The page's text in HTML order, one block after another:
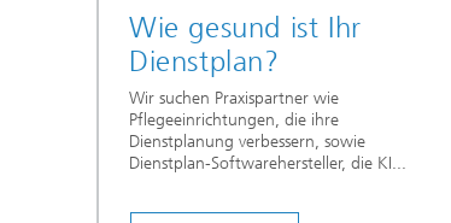
Wie gesund ist Ihr
Dienstplan?
Wir suchen Praxispartner wie
Pflegeeinrichtungen, die ihre
Dienstplanung verbessern, sowie
Dienstplan-Softwarehersteller, die KI...